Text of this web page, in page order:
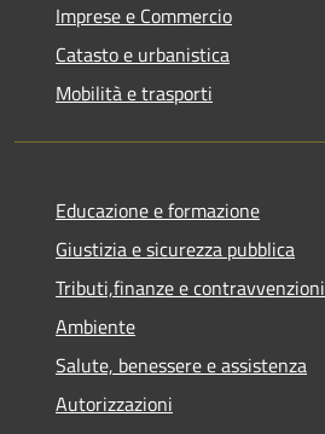
Imprese e Commercio
Catasto e urbanistica
Mobilità e trasporti
Educazione e formazione
Giustizia e sicurezza pubblica
Tributi,finanze e contravvenzioni
Ambiente
Salute, benessere e assistenza
Autorizzazioni